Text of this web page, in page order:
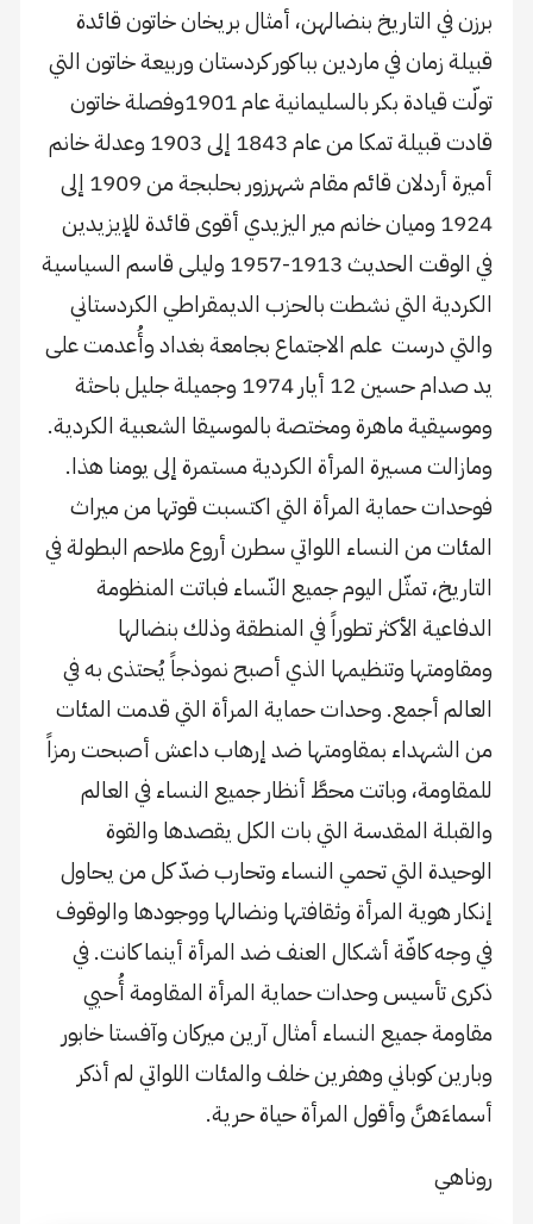
برزن في التاريخ بنضالهن، أمثال بريخان خاتون قائدة
قبيلة زمان في ماردين بباكور كردستان وربيعة خاتون التي
تولّت قيادة بكر بالسليمانية عام 1901وفصلة خاتون
قادت قبيلة تمكا من عام 1843 إلى 1903 وعدلة خانم
أميرة أردلان قائم مقام شهرزور بحلبجة من 1909 إلى
1924 وميان خانم مير اليزيدي أقوى قائدة للإيزيدين
في الوقت الحديث 1913-1957 وليلى قاسم السياسية
الكردية التي نشطت بالحزب الديمقراطي الكردستاني
والتي درست علم الاجتماع بجامعة بغداد وأُعدمت على
يد صدام حسين 12 أيار 1974 وجميلة جليل باحثة
وموسيقية ماهرة ومختصة بالموسيقا الشعبية الكردية.
ومازالت مسيرة المرأة الكردية مستمرة إلى يومنا هذا.
فوحدات حماية المرأة التي اكتسبت قوتها من ميراث
المئات من النساء اللواتي سطرن أروع ملاحم البطولة في
التاريخ، تمثّل اليوم جميع النّساء فباتت المنظومة
الدفاعية الأكثر تطوراً في المنطقة وذلك بنضالها
ومقاومتها وتنظيمها الذي أصبح نموذجاً يُحتذى به في
العالم أجمع. وحدات حماية المرأة التي قدمت المئات
من الشهداء بمقاومتها ضد إرهاب داعش أصبحت رمزاً
للمقاومة، وباتت محطَّ أنظار جميع النساء في العالم
والقبلة المقدسة التي بات الكل يقصدها والقوة
الوحيدة التي تحمي النساء وتحارب ضدّ كل من يحاول
إنكار هوية المرأة وثقافتها ونضالها ووجودها والوقوف
في وجه كافّة أشكال العنف ضد المرأة أينما كانت. في
ذكرى تأسيس وحدات حماية المرأة المقاومة أُحيي
مقاومة جميع النساء أمثال آرين ميركان وآفستا خابور
وبارين كوباني وهفرين خلف والمئات اللواتي لم أذكر
أسماءَهنَّ وأقول المرأة حياة حرية.
روناهي